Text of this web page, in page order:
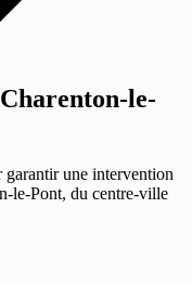
le-
garantir une intervention
le-Pont, du centre-ville